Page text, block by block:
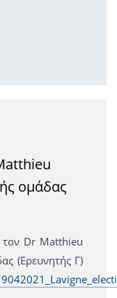
ομάδας
τον Dr Matthieu
(Ερευνητής Γ)